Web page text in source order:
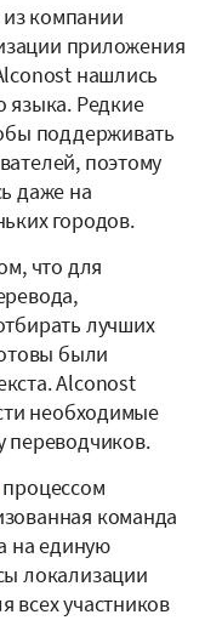
компании
приложения
нашлись
языка. Редкие
поддерживать
поэтому
даже на
городов.
что для
лучших
были
Alconost
необходимые
переводчиков.
процессом
команда
на единую
локализации
всех участников